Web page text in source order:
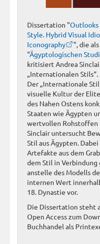
Dissertation "
Style. Hybrid Visual
Iconography
", die
"Ägyptologischen
kritisiert Andrea
„Internationalen Stils“.
Der „Internationale
visuelle Kultur der
des Nahen Ostens
Staaten wie Ägypten
wertvollen Rohstoffen
Sinclair untersucht
Stil aus Ägypten.
Artefakte aus dem
dem Stil in Verbindung
anstelle des Modells
internen Wert
18. Dynastie vor.
Die Dissertation steht
Open Access zum
Buchhandel als